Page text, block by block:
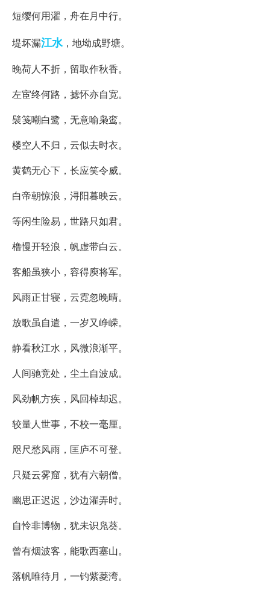
短缨何用濯，舟在月中行。
堤坏漏江水，地坳成野塘。
晚荷人不折，留取作秋香。
左宦终何路，摅怀亦自宽。
襞笺嘲白鹭，无意喻枭鸾。
楼空人不归，云似去时衣。
黄鹤无心下，长应笑令威。
白帝朝惊浪，浔阳暮映云。
等闲生险易，世路只如君。
橹慢开轻浪，帆虚带白云。
客船虽狭小，容得庾将军。
风雨正甘寝，云霓忽晚晴。
放歌虽自遣，一岁又峥嵘。
静看秋江水，风微浪渐平。
人间驰竞处，尘土自波成。
风劲帆方疾，风回棹却迟。
较量人世事，不校一毫厘。
咫尺愁风雨，匡庐不可登。
只疑云雾窟，犹有六朝僧。
幽思正迟迟，沙边濯弄时。
自怜非博物，犹未识凫葵。
曾有烟波客，能歌西塞山。
落帆唯待月，一钓紫菱湾。